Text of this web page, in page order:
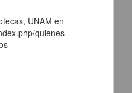
UNAM en
quienes-